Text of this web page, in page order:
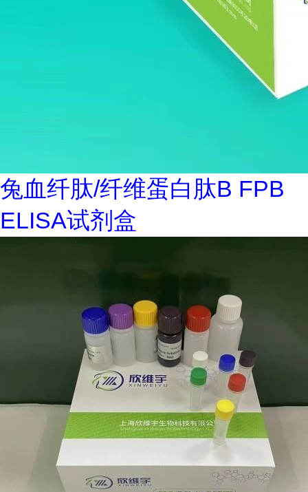
兔血纤肽/纤维蛋白肽B FPB
ELISA试剂盒